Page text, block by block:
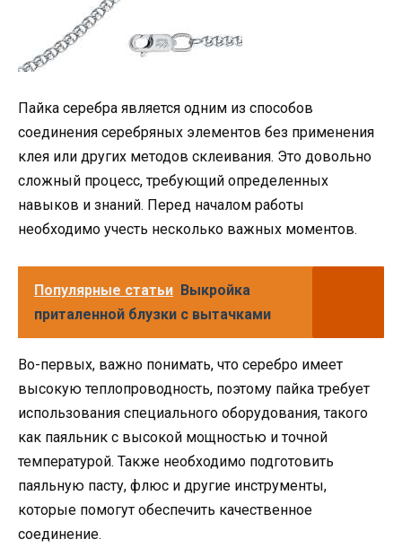
Пайка серебра является одним из способов
соединения серебряных элементов без применения
клея или других методов склеивания. Это довольно
сложный процесс, требующий определенных
навыков и знаний. Перед началом работы
необходимо учесть несколько важных моментов.
Популярные статьи Выкройка
приталенной блузки с вытачками
Во-первых, важно понимать, что серебро имеет
высокую теплопроводность, поэтому пайка требует
использования специального оборудования, такого
как паяльник с высокой мощностью и точной
температурой. Также необходимо подготовить
паяльную пасту, флюс и другие инструменты,
которые помогут обеспечить качественное
соединение.